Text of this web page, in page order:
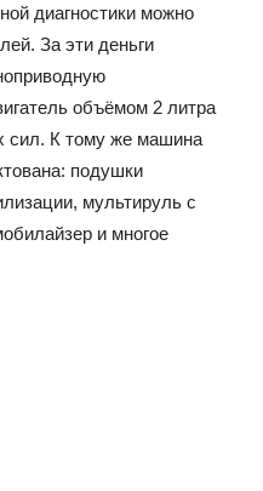
диагностики можно
За эти деньги
объёмом 2 литра
сил. К тому же машина
подушки
мультируль с
и многое